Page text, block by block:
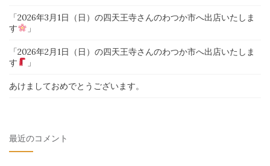
「2026年3月1日（日）の四天王寺さんのわつか市へ出店いたしま
す
」
「2026年2月1日（日）の四天王寺さんのわつか市へ出店いたしま
す
」
あけましておめでとうございます。
最近のコメント